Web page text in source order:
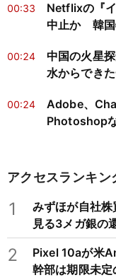
00:33
Netflixの『
中止か 韓国
00:24
中国の火星
水からでき
00:24
Adobe、
Photoshop
アクセスランキン
1
みずほが自社
見る3メガ銀の
2
Pixel 10aが米
幹部は期限未